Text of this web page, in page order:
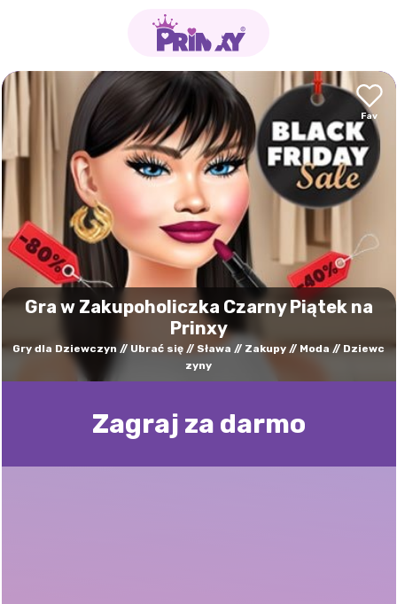
Gra w Zakupoholiczka Czarny Piątek na
Prinxy
Gry dla Dziewczyn Ubrać się Sława Zakupy Moda
Dziewc
zyny
Zagraj za darmo